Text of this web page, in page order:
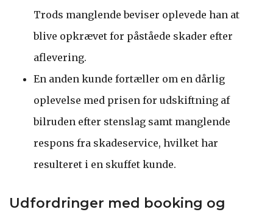
Trods manglende beviser oplevede han at
blive opkrævet for påståede skader efter
aflevering.
En anden kunde fortæller om en dårlig
oplevelse med prisen for udskiftning af
bilruden efter stenslag samt manglende
respons fra skadeservice, hvilket har
resulteret i en skuffet kunde.
Udfordringer med booking og